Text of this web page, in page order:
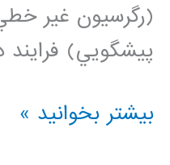
(رگرسيون غير
پيشگويي) فرايند
فیلم
بیشتر بخوانید »